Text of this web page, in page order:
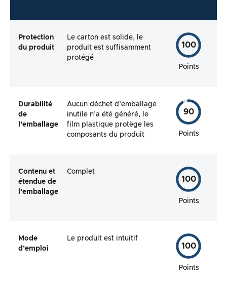
Protection
du produit
Le carton est solide, le
produit est suffisamment
protégé
100
Points
Durabilité
de
l’emballage
Aucun déchet d’emballage
inutile n’a été généré, le
film plastique protège les
composants du produit
90
Points
Contenu et
étendue de
l’emballage
Complet
100
Points
Mode
d’emploi
Le produit est intuitif
100
Points